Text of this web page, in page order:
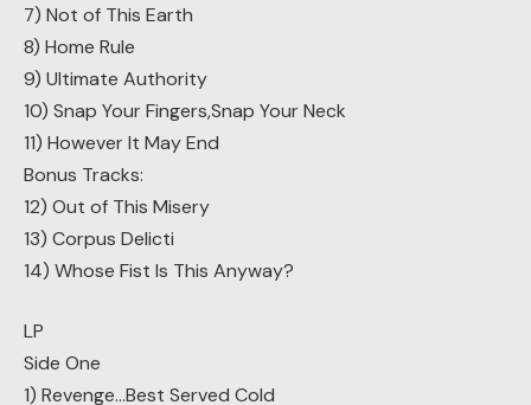
7) Not of This Earth
8) Home Rule
9) Ultimate Authority
10) Snap Your Fingers,Snap Your Neck
11) However It May End
Bonus Tracks:
12) Out of This Misery
13) Corpus Delicti
14) Whose Fist Is This Anyway?
LP
Side One
1) Revenge…Best Served Cold